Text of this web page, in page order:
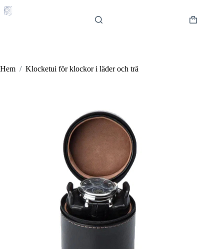
till
Varukorg
Hem / Klocketui för klockor i läder och trä